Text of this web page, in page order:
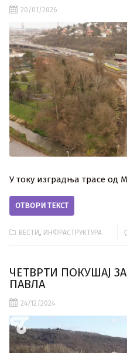
20/01/2026
У току изградња трасе од
ОТВОРИ ТЕКСТ
ВЕСТИ, ИНФРАСТРУКТУРА
ЧЕТВРТИ ПОКУШАЈ
ПАВЛА
24/12/2024